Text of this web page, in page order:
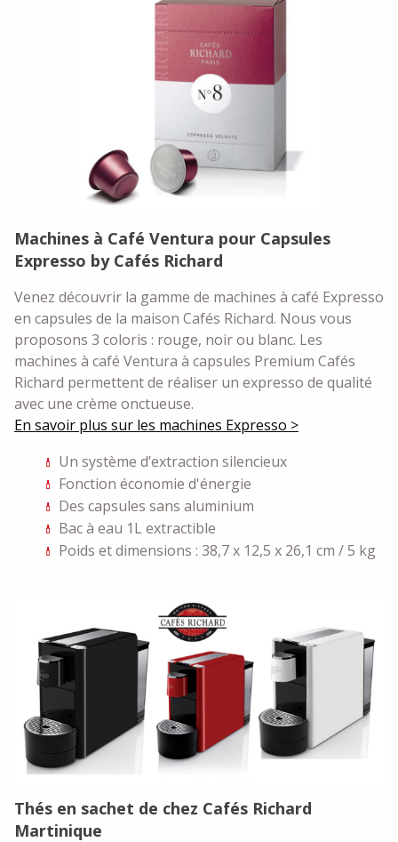
Machines à Café Ventura pour Capsules
Expresso by Cafés Richard
Venez découvrir la gamme de machines à café Expresso
en capsules de la maison Cafés Richard. Nous vous
proposons 3 coloris : rouge, noir ou blanc. Les
machines à café Ventura à capsules Premium Cafés
Richard permettent de réaliser un expresso de qualité
avec une crème onctueuse.
En savoir plus sur les machines Expresso >
Un système d’extraction silencieux
Fonction économie d'énergie
Des capsules sans aluminium
Bac à eau 1L extractible
Poids et dimensions : 38,7 x 12,5 x 26,1 cm / 5 kg
Thés en sachet de chez Cafés Richard
Martinique